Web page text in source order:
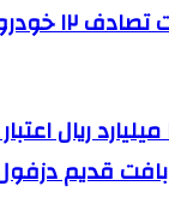
با ۱۹ مصدوم
تخصیص ۱۵۰۰ میلیارد ریال
قدیم